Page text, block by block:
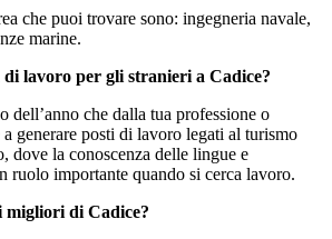
che puoi trovare sono: ingegneria navale,
marine.
di lavoro per gli stranieri a Cadice?
dell’anno che dalla tua professione o
a generare posti di lavoro legati al turismo
dove la conoscenza delle lingue e
ruolo importante quando si cerca lavoro.
di Cadice?